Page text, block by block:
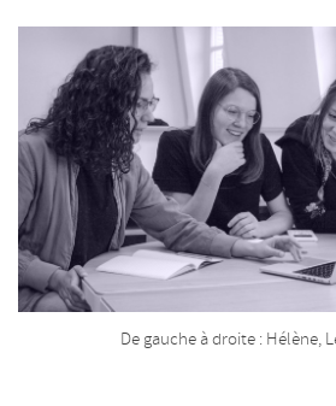
De gauche à droite : Hélène,